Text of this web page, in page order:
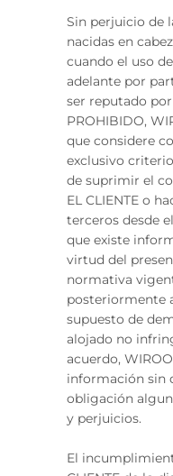
Sin perjuicio de
nacidas en
cuando el uso
adelante por
ser reputado
PROHIBIDO,
que considere
exclusivo
de suprimir el
EL CLIENTE o
terceros desde
que existe
virtud del
normativa
posteriormente
supuesto de
alojado no
acuerdo,
información sin
obligación
y perjuicios.
El